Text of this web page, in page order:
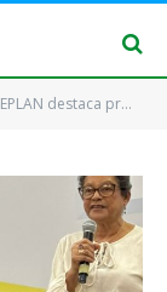
destaca projetos estratégicos ligados à energia fotovoltaica para escolas indígenas durante a Marcha dos Prefeitos